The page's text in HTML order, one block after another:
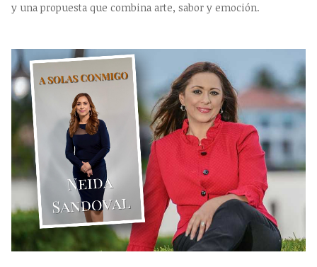
y una propuesta que combina arte, sabor y emoción.